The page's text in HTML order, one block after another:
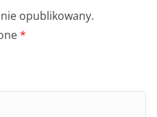
opublikowany.
*